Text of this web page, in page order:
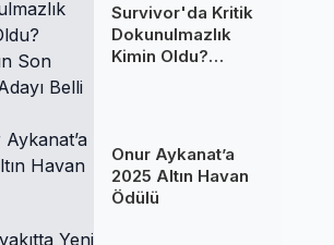
Survivor'da Kritik
Dokunulmazlık
Kimin Oldu?
Onur Aykanat’a
2025 Altın Havan
Ödülü